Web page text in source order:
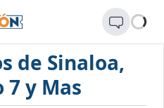
de Sinaloa,
7 y Mas